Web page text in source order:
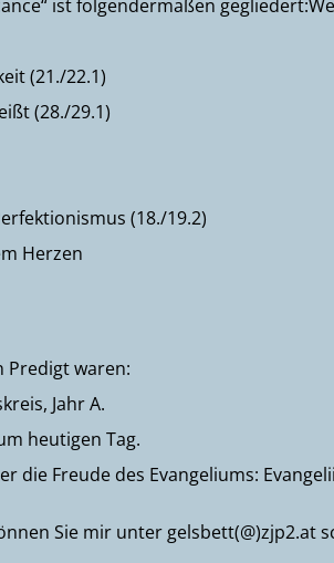
ist folgendermaßen
(21./22.1)
(28./29.1)
(18./19.2)
Herzen
Predigt waren:
Jahr A.
heutigen Tag.
die Freude des Evangeliums:
Sie mir unter gelsbett(@)zjp2.at